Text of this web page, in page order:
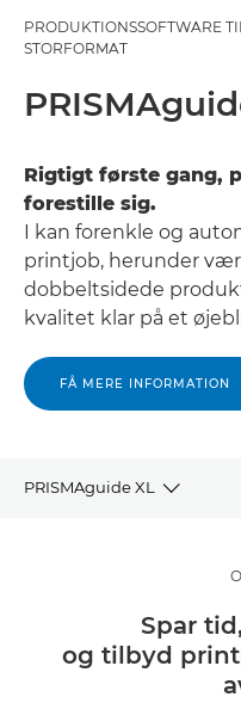
PRODUKTIONSSOFTWARE
STORFORMAT
Rigtigt første gang,
forestille sig.
I kan forenkle og
printjob, herunder
dobbeltsidede
kvalitet klar på et
FÅ MERE INFORMATION
PRISMAguide XL
Downloads
Spar
og tilbyd